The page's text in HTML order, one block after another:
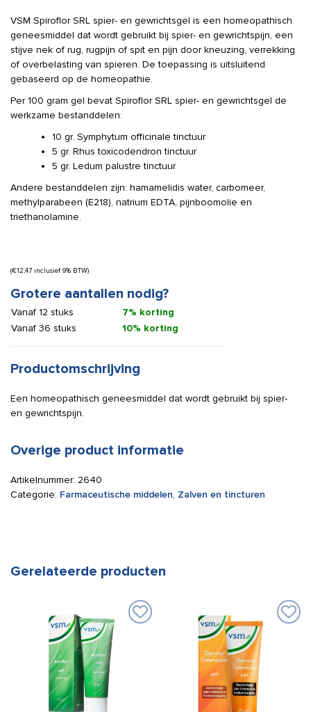
VSM Spiroflor SRL spier- en gewrichtsgel is een homeopathisch
geneesmiddel dat wordt gebruikt bij spier- en gewrichtspijn, een
stijve nek of rug, rugpijn of spit en pijn door kneuzing, verrekking
of overbelasting van spieren. De toepassing is uitsluitend
gebaseerd op de homeopathie.
Per 100 gram gel bevat Spiroflor SRL spier- en gewrichtsgel de
werkzame bestanddelen:
10 gr. Symphytum officinale tinctuur
5 gr. Rhus toxicodendron tinctuur
5 gr. Ledum palustre tinctuur
Andere bestanddelen zijn: hamamelidis water, carbomeer,
methylparabeen (E218), natrium EDTA, pijnboomolie en
triethanolamine.
(€12,47 inclusief 9% BTW)
Grotere aantallen nodig?
Vanaf 12 stuks
7% korting
Vanaf 36 stuks
10% korting
Productomschrijving
Een homeopathisch geneesmiddel dat wordt gebruikt bij spier-
en gewrichtspijn.
Overige product informatie
Artikelnummer: 2640
Categorie: Farmaceutische middelen, Zalven en tincturen
Gerelateerde producten